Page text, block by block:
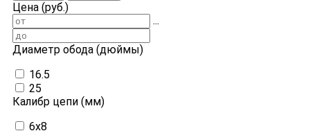
Цена (руб.)
...
Диаметр обода (дюймы)
16.5
25
Калибр цепи (мм)
6х8